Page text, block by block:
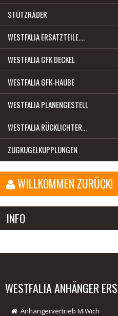
STÜTZRÄDER
WESTFALIA ERSATZTEILE....
WESTFALIA GFK DECKEL
WESTFALIA GFK-HAUBE
WESTFALIA PLANENGESTELL
WESTFALIA RÜCKLICHTER...
ZUGKUGELKUPPLUNGEN
WILLKOMMEN ZURÜCK!
E-Mail-Adresse:
Passwort
INFO
WESTFALIA ANHÄNGER
Anhängervertrieb M.Wich